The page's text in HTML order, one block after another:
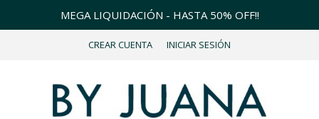
MEGA LIQUIDACIÓN - HASTA 50% OFF!!
CREAR CUENTA INICIAR SESIÓN